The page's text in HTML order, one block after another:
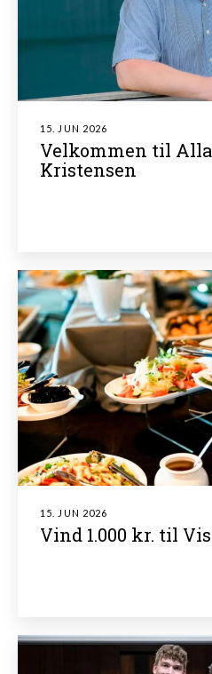
15. JUN 2026
Velkommen til
Kristensen
15. JUN 2026
Vind 1.000 kr. til